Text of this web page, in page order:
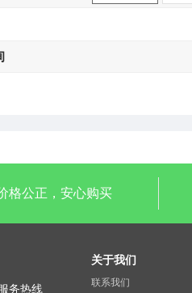
格公正，安心购买
务热线
关于我们
联系我们